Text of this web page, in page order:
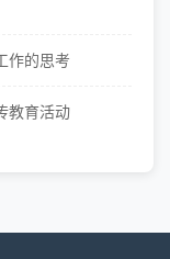
作的思考
教育活动